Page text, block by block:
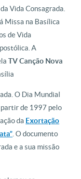
Vida Consagrada.
Missa na Basílica
de Vida
A
TV Canção Nova
O Dia Mundial
partir de 1997 pelo
da Exortação
. O documento
e a sua missão